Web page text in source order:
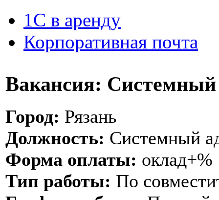
1С в аренду
Корпоративная почта
Вакансия: Системный
Город: Рязань
Должность: Системный
Форма оплаты: оклад+%
Тип работы: По